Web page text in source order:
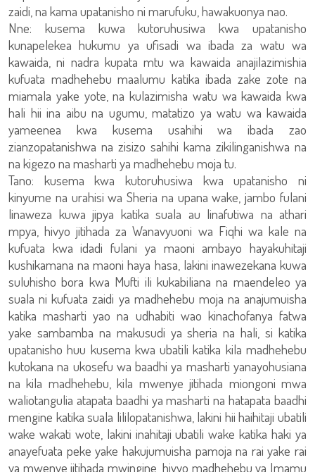
zaidi, na kama upatanisho ni marufuku, hawakuonya nao.
Nne: kusema kuwa kutoruhusiwa kwa upatanisho
kunapelekea hukumu ya ufisadi wa ibada za watu wa
kawaida, ni nadra kupata mtu wa kawaida anajilazimishia
kufuata madhehebu maalumu katika ibada zake zote na
miamala yake yote, na kulazimisha watu wa kawaida kwa
hali hii ina aibu na ugumu, matatizo ya watu wa kawaida
yameenea kwa kusema usahihi wa ibada zao
zianzopatanishwa na zisizo sahihi kama zikilinganishwa na
na kigezo na masharti ya madhehebu moja tu.
Tano: kusema kwa kutoruhusiwa kwa upatanisho ni
kinyume na urahisi wa Sheria na upana wake, jambo fulani
linaweza kuwa jipya katika suala au linafutiwa na athari
mpya, hivyo jitihada za Wanavyuoni wa Fiqhi wa kale na
kufuata kwa idadi fulani ya maoni ambayo hayakuhitaji
kushikamana na maoni haya hasa, lakini inawezekana kuwa
suluhisho bora kwa Mufti ili kukabiliana na maendeleo ya
suala ni kufuata zaidi ya madhehebu moja na anajumuisha
katika masharti yao na udhabiti wao kinachofanya fatwa
yake sambamba na makusudi ya sheria na hali, si katika
upatanisho huu kusema kwa ubatili katika kila madhehebu
kutokana na ukosefu wa baadhi ya masharti yanayohusiana
na kila madhehebu, kila mwenye jitihada miongoni mwa
waliotangulia atapata baadhi ya masharti na hatapata baadhi
mengine katika suala lililopatanishwa, lakini hii haihitaji ubatili
wake wakati wote, lakini inahitaji ubatili wake katika haki ya
anayefuata peke yake hakujumuisha pamoja na rai yake rai
ya mwenye jitihada mwingine, hivyo madhehebu ya Imamu